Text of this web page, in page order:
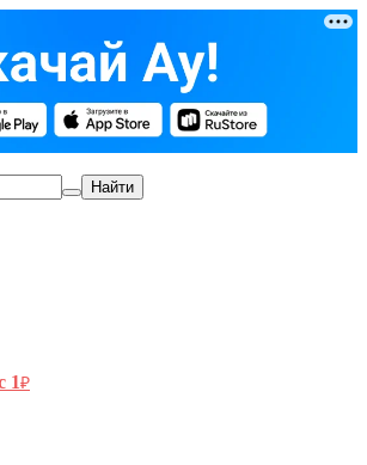
Найти
1₽